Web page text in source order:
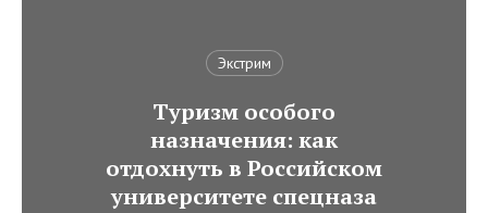
Экстрим
Туризм особого
назначения: как
отдохнуть в Российском
университете спецназа